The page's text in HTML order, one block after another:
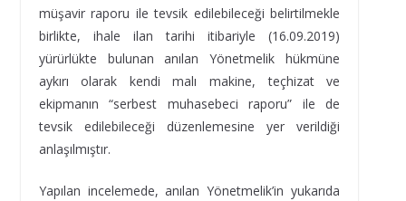
müşavir raporu ile tevsik edilebileceği belirtilmekle
birlikte, ihale ilan tarihi itibariyle (16.09.2019)
yürürlükte bulunan anılan Yönetmelik hükmüne
aykırı olarak kendi malı makine, teçhizat ve
ekipmanın “serbest muhasebeci raporu” ile de
tevsik edilebileceği düzenlemesine yer verildiği
anlaşılmıştır.
Yapılan incelemede, anılan Yönetmelik’in yukarıda